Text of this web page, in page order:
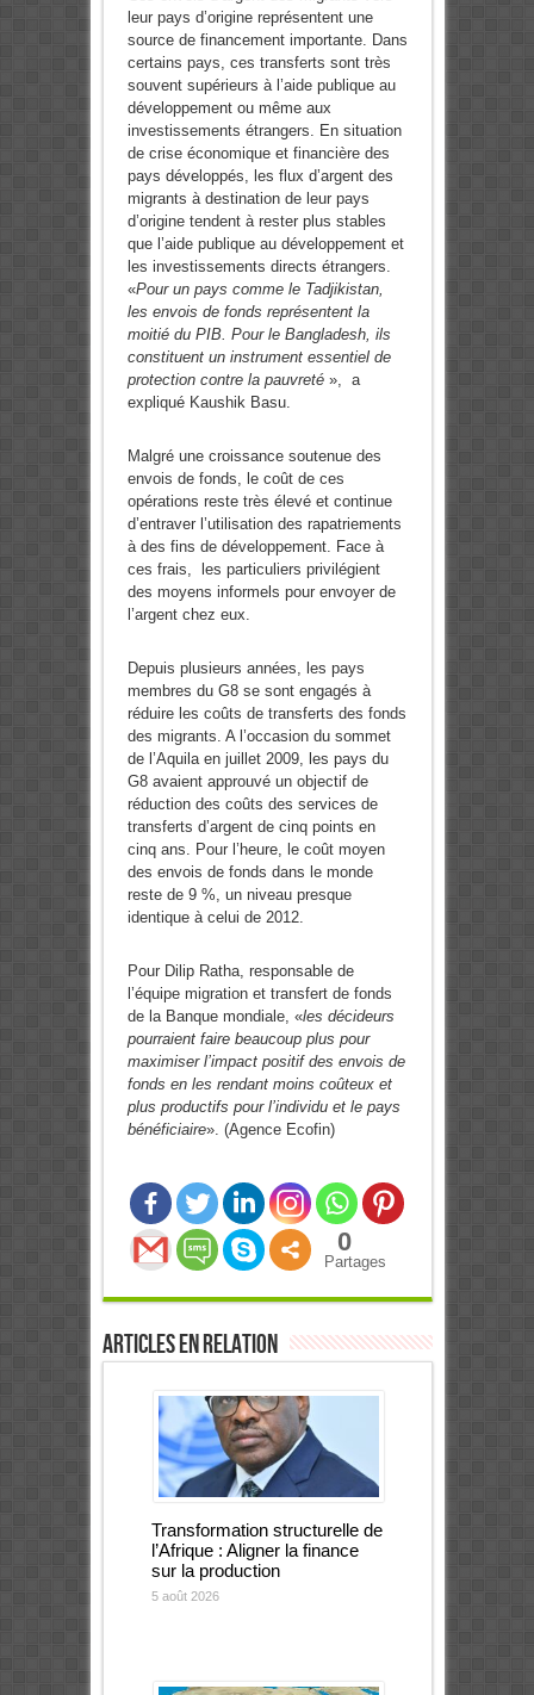
leur pays d’origine représentent une
source de financement importante. Dans
certains pays, ces transferts sont très
souvent supérieurs à l’aide publique au
développement ou même aux
investissements étrangers. En situation
de crise économique et financière des
pays développés, les flux d’argent des
migrants à destination de leur pays
d’origine tendent à rester plus stables
que l’aide publique au développement et
les investissements directs étrangers.
«Pour un pays comme le Tadjikistan,
les envois de fonds représentent la
moitié du PIB. Pour le Bangladesh, ils
constituent un instrument essentiel de
protection contre la pauvreté», a
expliqué Kaushik Basu.
Malgré une croissance soutenue des
envois de fonds, le coût de ces
opérations reste très élevé et continue
d’entraver l’utilisation des rapatriements
à des fins de développement. Face à
ces frais, les particuliers privilégient
des moyens informels pour envoyer de
l’argent chez eux.
Depuis plusieurs années, les pays
membres du G8 se sont engagés à
réduire les coûts de transferts des fonds
des migrants. A l’occasion du sommet
de l’Aquila en juillet 2009, les pays du
G8 avaient approuvé un objectif de
réduction des coûts des services de
transferts d’argent de cinq points en
cinq ans. Pour l’heure, le coût moyen
des envois de fonds dans le monde
reste de 9 %, un niveau presque
identique à celui de 2012.
Pour Dilip Ratha, responsable de
l’équipe migration et transfert de fonds
de la Banque mondiale, «les décideurs
pourraient faire beaucoup plus pour
maximiser l’impact positif des envois de
fonds en les rendant moins coûteux et
plus productifs pour l’individu et le pays
bénéficiaire». (Agence Ecofin)
0
Partages
Articles en relation
Transformation structurelle de
l’Afrique : Aligner la finance
sur la production
5 août 2026